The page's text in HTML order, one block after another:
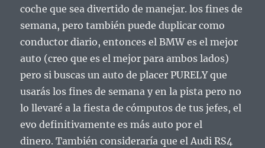
coche que sea divertido de manejar. los fines de
semana, pero también puede duplicar como
conductor diario, entonces el BMW es el mejor
auto (creo que es el mejor para ambos lados)
pero si buscas un auto de placer PURELY que
usarás los fines de semana y en la pista pero no
lo llevaré a la fiesta de cómputos de tus jefes, el
evo definitivamente es más auto por el
dinero. También consideraría que el Audi RS4